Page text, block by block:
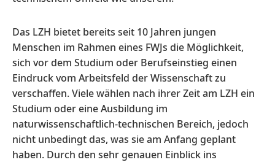
Das LZH bietet bereits seit 10 Jahren jungen
Menschen im Rahmen eines FWJs die Möglichkeit,
sich vor dem Studium oder Berufseinstieg einen
Eindruck vom Arbeitsfeld der Wissenschaft zu
verschaffen. Viele wählen nach ihrer Zeit am LZH ein
Studium oder eine Ausbildung im
naturwissenschaftlich-technischen Bereich, jedoch
nicht unbedingt das, was sie am Anfang geplant
haben. Durch den sehr genauen Einblick ins